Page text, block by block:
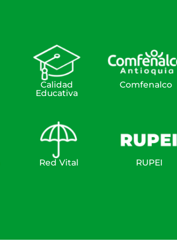
Calidad
Educativa
Comfenalco
Red Vital RUPEI